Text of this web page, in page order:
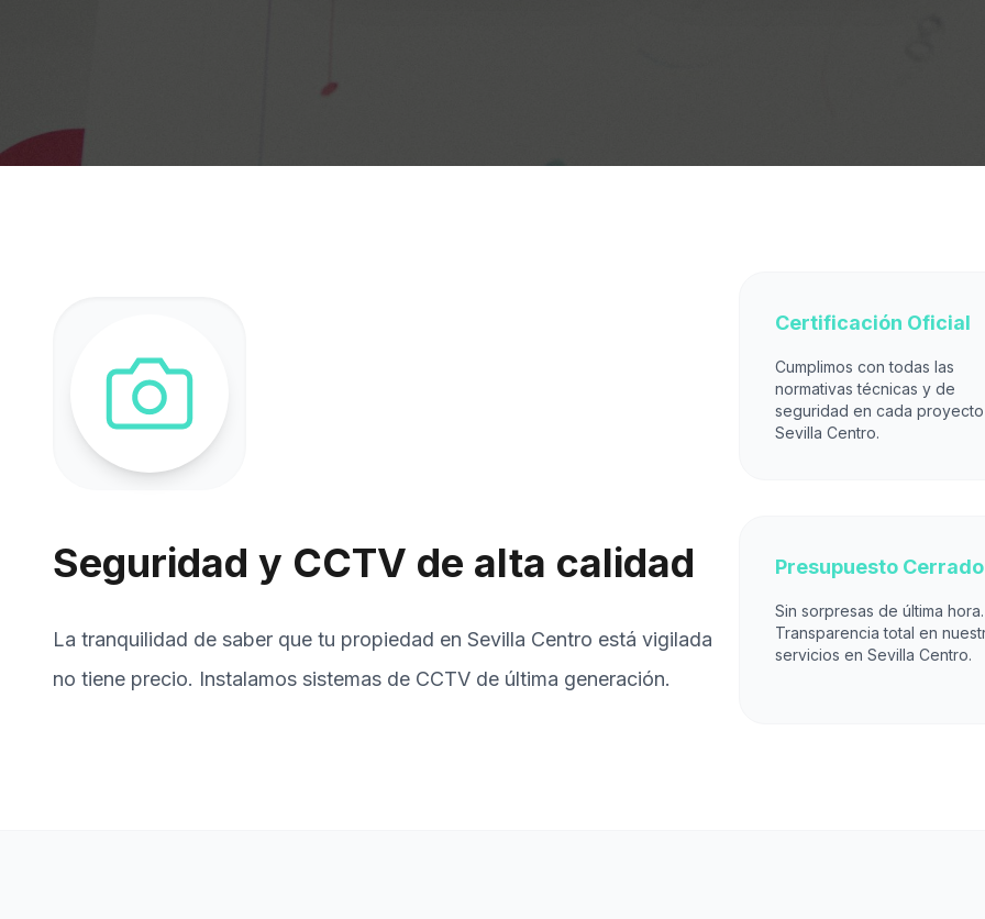
Seguridad y CCTV de alta calidad
La tranquilidad de saber que tu propiedad en Sevilla Centro está vigilada
no tiene precio. Instalamos sistemas de CCTV de última generación.
Certificación Oficial
Cumplimos con todas las
normativas técnicas y de
seguridad en cada
Sevilla Centro.
Presupuesto Cerrado
Sin sorpresas de última hora.
Transparencia total en
servicios en Sevilla Centro.